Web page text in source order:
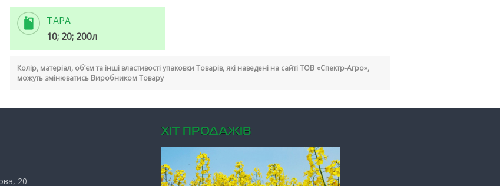
ТАРА
10; 20; 200л
Колір, матеріал, об’єм та інші властивості упаковки Товарів, які наведені на сайті ТОВ «Спектр-Агро»,
можуть змінюватись Виробником Товару
20
ХIТ ПРОДАЖІВ